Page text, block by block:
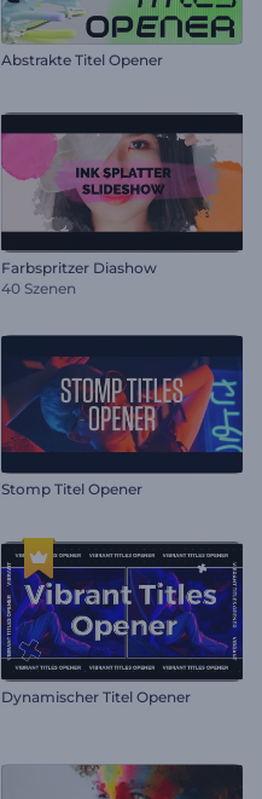
Abstrakte Titel Opener
Farbspritzer Diashow
40 Szenen
Stomp Titel Opener
Dynamischer Titel Opener